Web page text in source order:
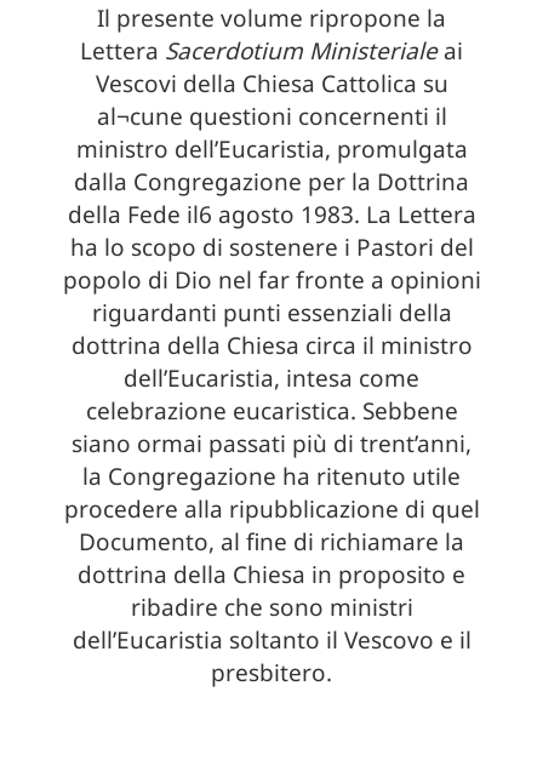
Il presente volume ripropone la
Lettera Sacerdotium Ministerialeai
Vescovi della Chiesa Cattolica su
al¬cune questioni concernenti il
ministro dell’Eucaristia, promulgata
dalla Congregazione per la Dottrina
della Fede il6 agosto 1983. La Lettera
ha lo scopo di sostenere i Pastori del
popolo di Dio nel far fronte a opinioni
riguardanti punti essenziali della
dottrina della Chiesa circa il ministro
dell’Eucaristia, intesa come
celebrazione eucaristica. Sebbene
siano ormai passati più di trent’anni,
la Congregazione ha ritenuto utile
procedere alla ripubblicazione di quel
Documento, al fine di richiamare la
dottrina della Chiesa in proposito e
ribadire che sono ministri
dell’Eucaristia soltanto il Vescovo e il
presbitero.